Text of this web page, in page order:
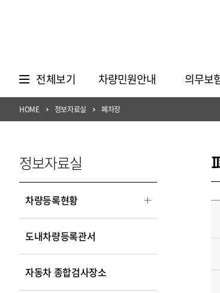
전체보기 차량민원안내 의무보
HOME 정보자료실 폐차장
정보자료실
차량등록현황
도내차량등록관서
자동차 종합검사장소